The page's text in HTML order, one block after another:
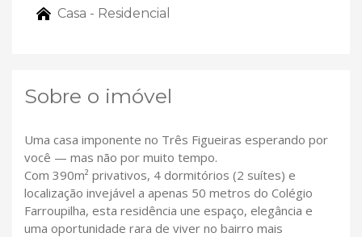
Casa - Residencial
Sobre o imóvel
Uma casa imponente no Três Figueiras esperando por
você — mas não por muito tempo.
Com 390m² privativos, 4 dormitórios (2 suítes) e
localização invejável a apenas 50 metros do Colégio
Farroupilha, esta residência une espaço, elegância e
uma oportunidade rara de viver no bairro mais